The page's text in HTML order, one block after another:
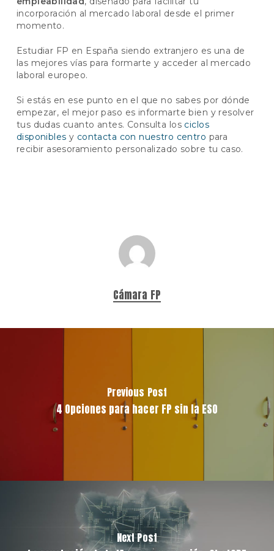
incorporación al mercado laboral desde el primer
momento.
Estudiar FP en España siendo extranjero es una de
las mejores vías para formarte y acceder al mercado
laboral europeo.
Si estás en ese punto en el que no sabes por dónde
empezar, el mejor paso es informarte bien y resolver
tus dudas cuanto antes. Consulta los ciclos
disponibles y contacta con nuestro centro para
recibir asesoramiento personalizado sobre tu caso.
Cámara FP
Previous Post
4 Opciones para hacer FP sin la ESO
Next Post